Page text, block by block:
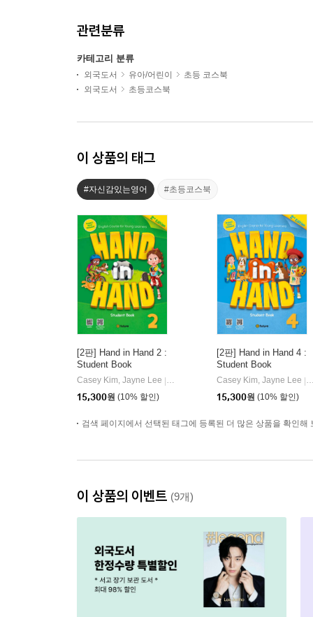
관련분류
카테고리 분류
외국도서 유아/어린이
초등 코스북
외국도서
초등코스북
이 상품의 태그
#자신감있는영어 #초등코스북
[2판] Hand in Hand 2 :
Student Book
Casey Kim, Jayne Lee
이퓨쳐(e-future)
15,300원 (10% 할인)
[2판] Hand in Hand 4 :
Student Book
Casey Kim, Jayne Lee
15,300원 (10% 할인)
검색 페이지에서 선택된 태그에 등록된 더 많은 상품을 확인해
이 상품의 이벤트 (9개)